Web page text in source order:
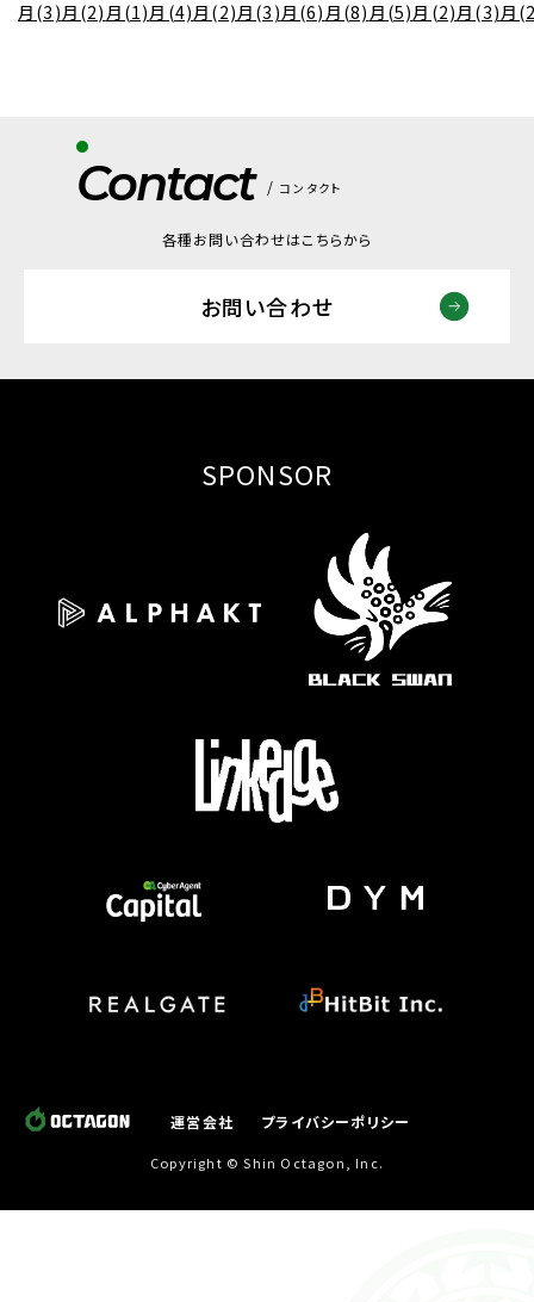
月(3)月(2) 月(1)月(4)月(2)月(3)月(6) 月(8) 月(5)月(2)月(3)月
Contact コンタクト
各種お問い合わせはこちらから
お問い合わせ
SPONSOR
運営会社 プライバシーポリシー
Copyright © Shin Octagon, Inc.